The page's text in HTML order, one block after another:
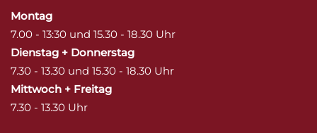
Montag
7.00 - 13:30 und 15.30 - 18.30 Uhr
Dienstag + Donnerstag
7.30 - 13.30 und 15.30 - 18.30 Uhr
Mittwoch + Freitag
7.30 - 13.30 Uhr